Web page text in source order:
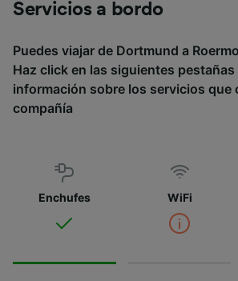
Servicios a bordo
Puedes viajar de Dortmund a
Haz click en las siguientes
información sobre los servicios que
compañía
Enchufes WiFi